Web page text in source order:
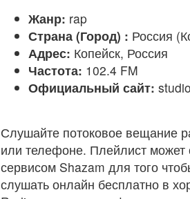
Жанр: rap
Страна (Город) : Россия
Адрес: Копейск, Россия
Частота: 102.4 FM
Официальный сайт:
Слушайте потоковое вещание
или телефоне. Плейлист может
сервисом Shazam для того
слушать онлайн бесплатно в